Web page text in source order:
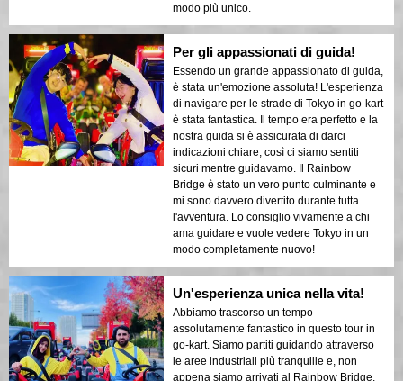
modo più unico.
Per gli appassionati di guida!
Essendo un grande appassionato di guida,
è stata un'emozione assoluta! L'esperienza
di navigare per le strade di Tokyo in go-kart
è stata fantastica. Il tempo era perfetto e la
nostra guida si è assicurata di darci
indicazioni chiare, così ci siamo sentiti
sicuri mentre guidavamo. Il Rainbow
Bridge è stato un vero punto culminante e
mi sono davvero divertito durante tutta
l'avventura. Lo consiglio vivamente a chi
ama guidare e vuole vedere Tokyo in un
modo completamente nuovo!
Un'esperienza unica nella vita!
Abbiamo trascorso un tempo
assolutamente fantastico in questo tour in
go-kart. Siamo partiti guidando attraverso
le aree industriali più tranquille e, non
appena siamo arrivati al Rainbow Bridge,